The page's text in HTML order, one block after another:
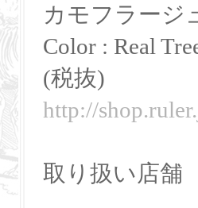
カモフラージ
Color : Real
(税抜)
http://
取り扱い店舗